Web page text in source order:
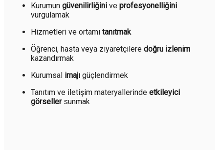
Kurumun güvenilirliğini ve profesyonelliğini
vurgulamak
Hizmetleri ve ortamı tanıtmak
Öğrenci, hasta veya ziyaretçilere doğru izlenim
kazandırmak
Kurumsal imajı güçlendirmek
Tanıtım ve iletişim materyallerinde etkileyici
görsellersunmak